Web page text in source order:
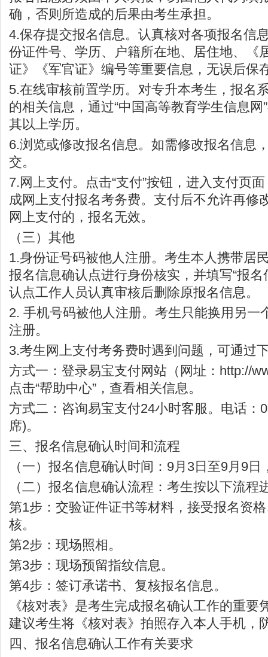
确，否则所造成的后果由考生承担。
4.保存提交报名信息。认真核对各项报名信
份证件号、学历、户籍所在地、居住地、《
证》《军官证》编号等重要信息，无误后保
5.在线审核前置学历。对专升本考生，报名
的相关信息，通过“中国高等教育学生信息网
其以上学历。
6.浏览或修改报名信息。如需修改报名信息
交。
7.网上支付。点击“支付”按钮，进入支付页
成网上支付报名考务费。支付后不允许再修
网上支付的，报名无效。
（三）其他
1.身份证号码被他人注册。考生本人携带居
报名信息确认点进行身份核实，并填写“报名
认点工作人员认真审核后删除原报名信息。
2. 手机号码被他人注册。考生只能换用另一
注册。
3.考生网上支付考务费时遇到问题，可通过
方式一：登录易宝支付网站（网址：http://
点击“帮助中心”，查看相关信息。
方式二：咨询易宝支付24小时客服。电话：
席)。
三、报名信息确认时间和流程
（一）报名信息确认时间：9月3日至9月9
（二）报名信息确认流程：考生按以下流程
第1步：交验证件证书等材料，接受报名资
核。
第2步：现场照相。
第3步：现场预留指纹信息。
第4步：签订承诺书、复核报名信息。
《核对表》是考生完成报名确认工作的重要
建议考生将《核对表》拍照存入本人手机，
四、报名信息确认工作有关要求